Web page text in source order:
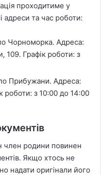
проходитиме у
адреси та час роботи:
Чорноморка. Адреса:
109. Графік роботи: з
Прибужани. Адреса:
роботи: з 10:00 до 14:00
член родини повинен
Якщо хтось не
надати оригінали його